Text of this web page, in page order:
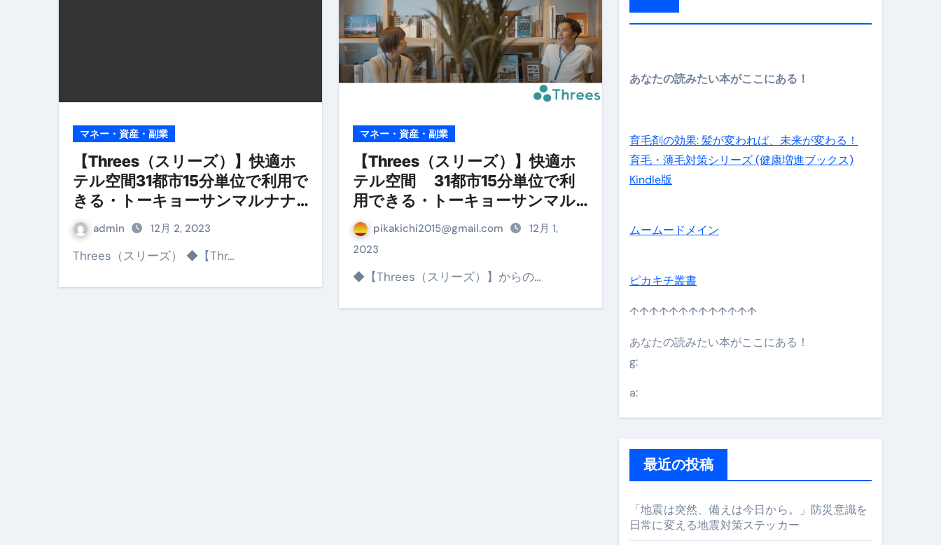
Cookie同意管理ツール「STRIGHT」取り扱い開始＆リリース記念キャンペーン【ムームードメイン】
金融ブラックでも毎日「ビットコイン」がもらえる超お得アプリ
【輸入消費税】輸入に消費税はかかるのか？勘定科目・仕訳・申告書記載方法
この動画は国にすぐ消されます。これが日本が残念な国になった理由です。国民は●●をしないとこの先さらに貧しくなります。【 竹花貴騎 切り抜き 会社員
意外にありえる？日経平均40000円を妄想シナリオ検証してみた！ズボラ株投資
アフィリエイト【稼げるキーワード】一覧※YouTubeブログSNS共通
【必見】融資受けるなら”コレ”を確実に取り組むべき！ #shorts
弁護士が教える「投資詐欺」に引っかからないための方法 #投資詐欺 #詐欺 #弁護士 #法律
【PR】フリーランス必見！入金前の売上をすぐに現金で受け取る方法
【2023年最新】金融ブラックでも可能な資金調達法3選！#shorts
マネー・資産・副業
【Threes（スリーズ）】快適ホ
テル空間31都市15分単位で利用で
きる・トーキョーサンマルナナ
株式会社
admin 12月 2, 2023
Threes（スリーズ） ◆【Thr…
マネー・資産・副業
【Threes（スリーズ）】快適ホ
テル空間 31都市15分単位で利
用できる・トーキョーサンマル
ナナ株式会社
pikakichi2015@gmail.com
12月 1,
2023
◆【Threes（スリーズ）】からの…
あなたの読みたい本がここにある！
育毛剤の効果: 髪が変われば、未来が変わる！
育毛・薄毛対策シリーズ (健康増進ブックス)
Kindle版
ムームードメイン
ピカキチ叢書
↑↑↑↑↑↑↑↑↑↑↑↑↑
あなたの読みたい本がここにある！
g:
a:
最近の投稿
「地震は突然、備えは今日から。」防災意識を
日常に変える地震対策ステッカー